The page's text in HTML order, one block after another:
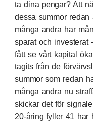
ta dina pengar? Att
dessa summor redan
många andra har
sparat och investerat
fått se vårt kapital
tagits från de
summor som redan
många andra nu
skickar det för
20-åring fyller 41 har